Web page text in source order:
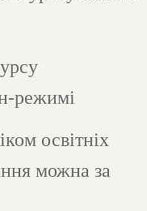
режимі
освітніх
можна за